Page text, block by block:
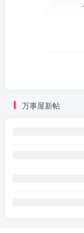
万事屋新帖